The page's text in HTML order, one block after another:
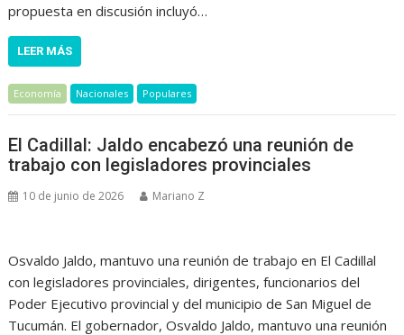
propuesta en discusión incluyó…
LEER MÁS
Economía Nacionales Populares
El Cadillal: Jaldo encabezó una reunión de
trabajo con legisladores provinciales
10 de junio de 2026 Mariano Z
Osvaldo Jaldo, mantuvo una reunión de trabajo en El Cadillal
con legisladores provinciales, dirigentes, funcionarios del
Poder Ejecutivo provincial y del municipio de San Miguel de
Tucumán. El gobernador, Osvaldo Jaldo, mantuvo una reunión